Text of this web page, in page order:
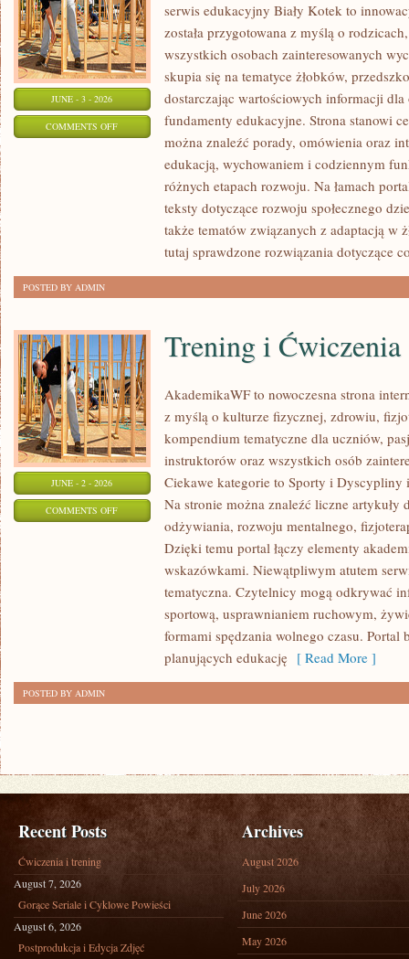
JUNE - 3 - 2026
COMMENTS OFFON
serwis edukacyjny Biały Kotek to
została przygotowana z myślą o
wszystkich osobach zainteresowanych
skupia się na tematyce żłobków,
dostarczając wartościowych informacji
fundamenty edukacyjne. Strona stanowi
można znaleźć porady, omówienia oraz
edukacją, wychowaniem i codziennym
różnych etapach rozwoju. Na łamach
teksty dotyczące rozwoju społecznego
także tematów związanych z adaptacją w
tutaj sprawdzone rozwiązania dotyczące
POSTED BY ADMIN
JUNE - 2 - 2026
COMMENTS OFFON
ĆWICZENIA
Trening i Ćwiczenia
AkademikaWF to nowoczesna strona
z myślą o kulturze fizycznej, zdrowiu,
kompendium tematyczne dla uczniów,
instruktorów oraz wszystkich osób
Ciekawe kategorie to Sporty i Dyscypliny
Na stronie można znaleźć liczne artykuły
odżywiania, rozwoju mentalnego,
Dzięki temu portal łączy elementy
wskazówkami. Niewątpliwym atutem
tematyczna. Czytelnicy mogą odkrywać
sportową, usprawnianiem ruchowym,
formami spędzania wolnego czasu. Portal
planujących edukację [ Read More ]
POSTED BY ADMIN
Recent Posts
Ćwiczenia i trening
August 7, 2026
Gorące Seriale i Cyklowe Powieści
August 6, 2026
Postprodukcja i Edycja Zdjęć
Archives
August 2026
July 2026
June 2026
May 2026